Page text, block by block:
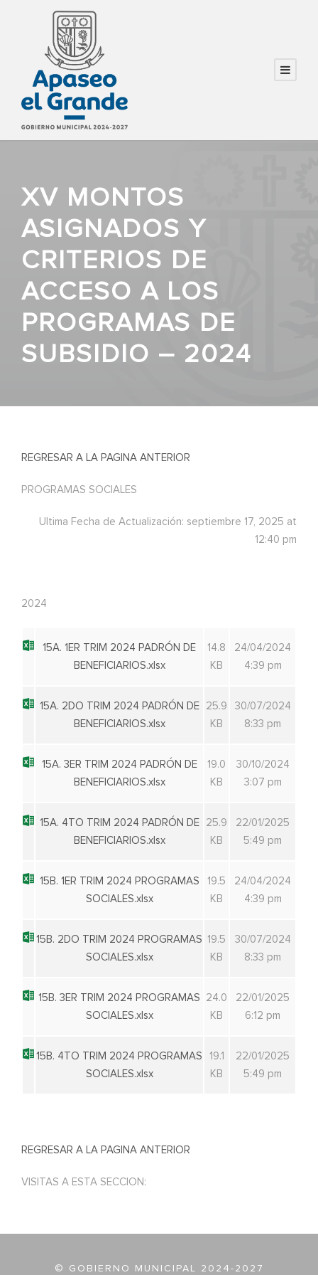
XV MONTOS
ASIGNADOS Y
CRITERIOS DE
ACCESO A LOS
PROGRAMAS DE
SUBSIDIO – 2024
REGRESAR A LA PAGINA ANTERIOR
PROGRAMAS SOCIALES
Ultima Fecha de Actualización: septiembre 17, 2025 at
12:40 pm
2024
15A. 1ER TRIM 2024 PADRÓN DE
BENEFICIARIOS.xlsx
14.8
KB
24/04/2024
4:39 pm
15A. 2DO TRIM 2024 PADRÓN DE
BENEFICIARIOS.xlsx
25.9
KB
30/07/2024
8:33 pm
15A. 3ER TRIM 2024 PADRÓN DE
BENEFICIARIOS.xlsx
19.0
KB
30/10/2024
3:07 pm
15A. 4TO TRIM 2024 PADRÓN DE
BENEFICIARIOS.xlsx
25.9
KB
22/01/2025
5:49 pm
15B. 1ER TRIM 2024 PROGRAMAS
SOCIALES.xlsx
19.5
KB
24/04/2024
4:39 pm
15B. 2DO TRIM 2024 PROGRAMAS
SOCIALES.xlsx
19.5
KB
30/07/2024
8:33 pm
15B. 3ER TRIM 2024 PROGRAMAS
SOCIALES.xlsx
24.0
KB
22/01/2025
6:12 pm
15B. 4TO TRIM 2024 PROGRAMAS
SOCIALES.xlsx
19.1
KB
22/01/2025
5:49 pm
REGRESAR A LA PAGINA ANTERIOR
VISITAS A ESTA SECCION:
© GOBIERNO MUNICIPAL 2024-2027